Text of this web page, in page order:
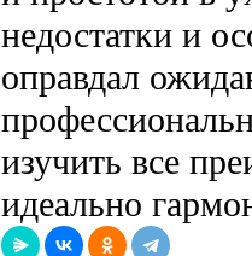
недостатки и
оправдал
изучить все
идеально